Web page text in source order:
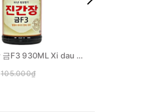
샘표 진간장 금F3 930ML Xi dau vang F3
105.000₫